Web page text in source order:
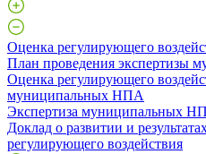
Оценка регулирующего
План проведения экспертизы
Оценка регулирующего
муниципальных НПА
Экспертиза муниципальных
Доклад о развитии и
регулирующего воздействия